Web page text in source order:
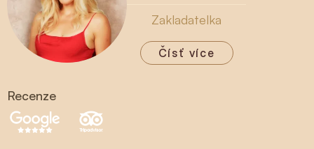
Zakladatelka
Čísť více
Recenze